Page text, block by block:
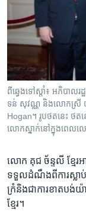
ពី​ឆ្វេង​ទៅ​ស្តាំ៖ អភិបា
ទន់ សុវណ្ណ និង​លោកស្រី
Hogan។ រូបថត​នេះ ថត​
លោក​ស្នាក់​នៅក្នុង​ពេល​
លោក ​គុជ ច័ន្ទលី ​ខ្មែរអ
ទទួល​ដំណឹង​ពីការ​ស្លា
ក្រំ​និងជា​ការ​ខាតបង់​
ខ្មែរ។